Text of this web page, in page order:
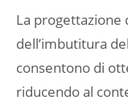
La progettazione
dell’imbutitura
consentono di
riducendo al